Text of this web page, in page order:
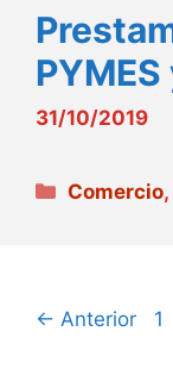
31/10/2019
Comercio,
← Anterior 1